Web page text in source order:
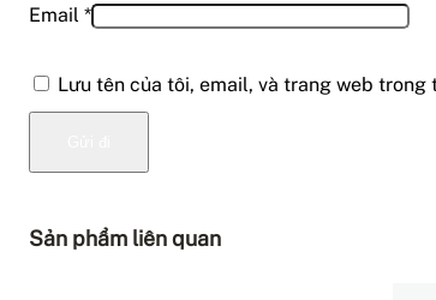
Email *
Lưu tên của tôi, email, và trang web
Sản phẩm liên quan